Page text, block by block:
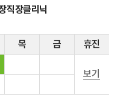
직장클리닉
목 금
휴진
보기